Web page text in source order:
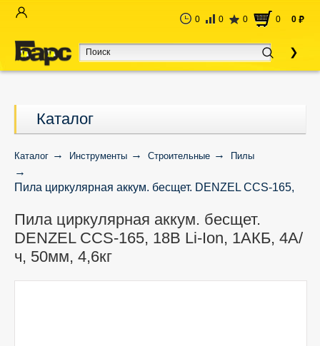
0 0 0 0 0 руб
Каталог
Каталог Инструменты Строительные Пилы
Пила циркулярная аккум. бесщет. DENZEL CCS-165,
Пила циркулярная аккум. бесщет.
DENZEL CCS-165, 18В Li-Ion, 1АКБ, 4А/
ч, 50мм, 4,6кг